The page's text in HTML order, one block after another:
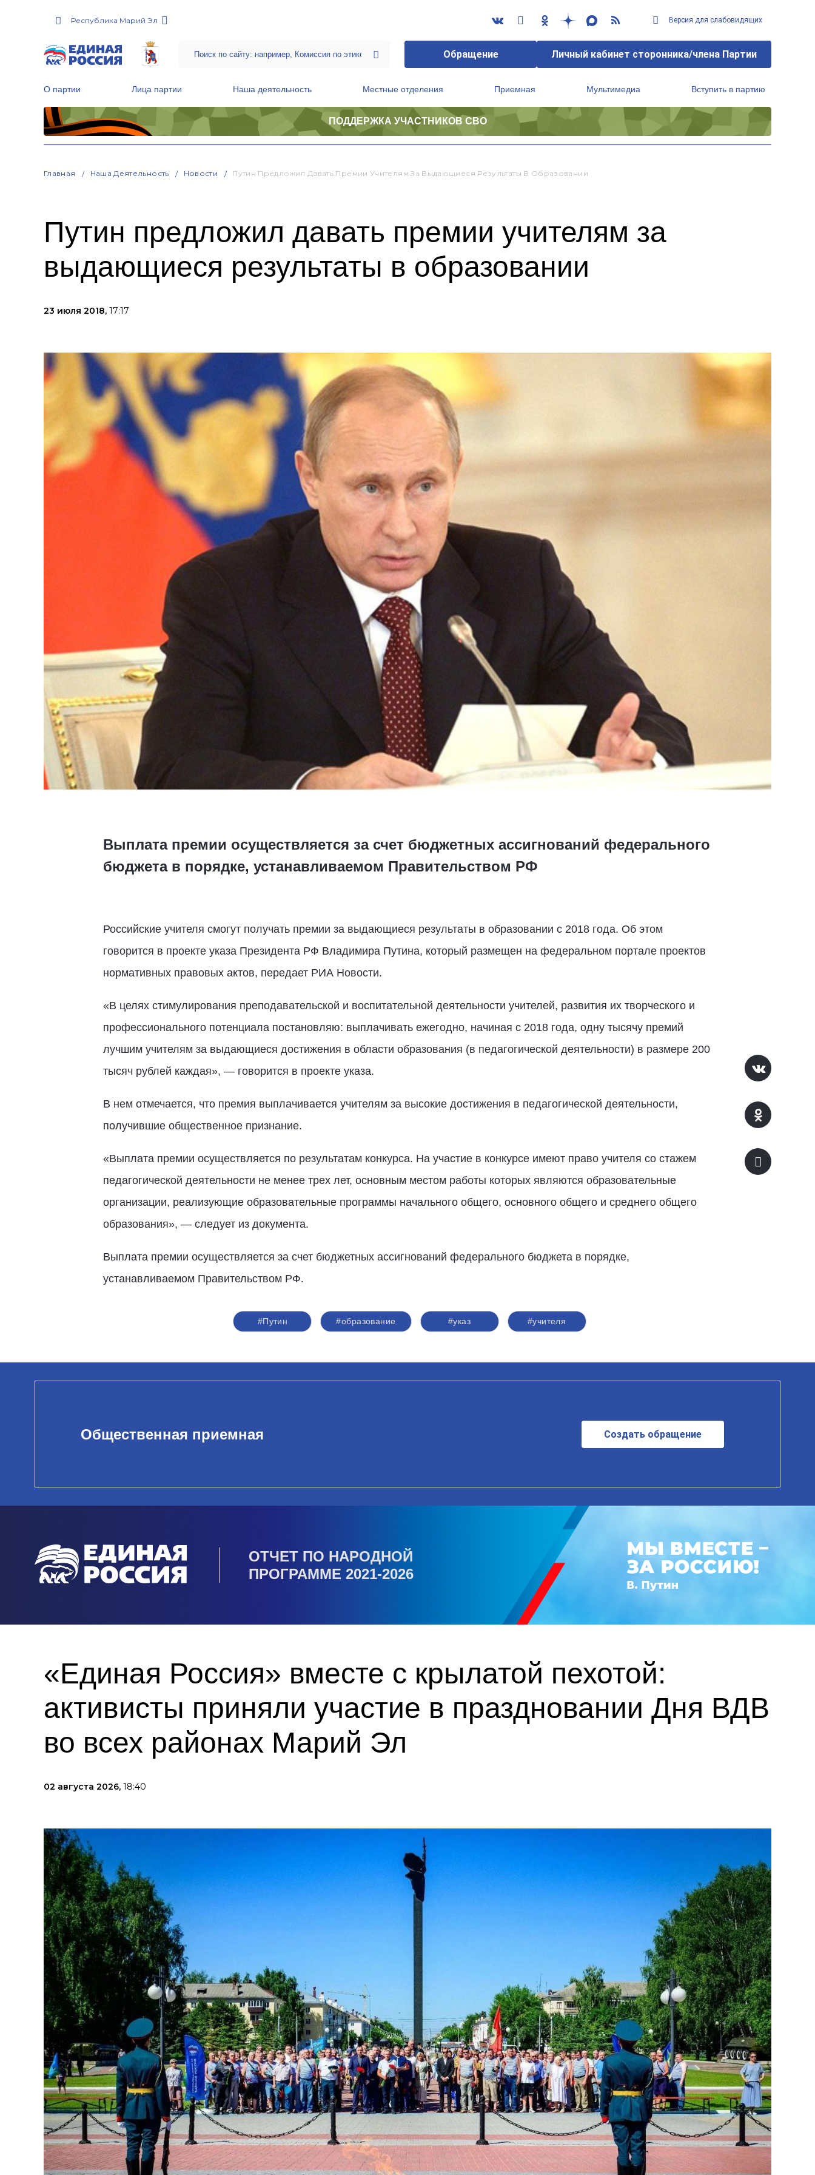
Республика Марий Эл Версия для слабовидящих
Обращение Личный кабинет сторонника/члена Партии
О партии Лица партии Наша деятельность Местные отделения Приемная Мультимедиа Вступить в партию
ПОДДЕРЖКА УЧАСТНИКОВ СВО
Главная Наша Деятельность Новости Путин Предложил Давать Премии Учителям За Выдающиеся Результаты В Образовании
Путин предложил давать премии учителям за
выдающиеся результаты в образовании
23 июля 2018, 17:17
Выплата премии осуществляется за счет бюджетных ассигнований федерального
бюджета в порядке, устанавливаемом Правительством РФ
Российские учителя смогут получать премии за выдающиеся результаты в образовании с 2018 года. Об этом
говорится в проекте указа Президента РФ Владимира Путина, который размещен нa федеральном портале проектов
нормативных правовых актов, передает РИА Новости.
«В целях стимулирования преподавательской и воспитательной деятельности учителей, развития их творческого и
профессионального потенциала постановляю: выплачивать ежегодно, начиная с 2018 года, одну тысячу премий
лучшим учителям за выдающиеся достижения в области образования (в педагогической деятельности) в размере 200
тысяч рублей каждая», — говорится в проекте указа.
В нем отмечается, что премия выплачивается учителям за высокие достижения в педагогической деятельности,
получившие общественное признание.
«Выплата премии осуществляется по результатам конкурса. На участие в конкурсе имеют право учителя со стажем
педагогической деятельности не менее трех лет, основным местом работы которых являются образовательные
организации, реализующие образовательные программы начального общего, основного общего и среднего общего
образования», — следует из документа.
Выплата премии осуществляется за счет бюджетных ассигнований федерального бюджета в порядке,
устанавливаемом Правительством РФ.
#Путин #образование #указ #учителя
Общественная приемная Создать обращение
ОТЧЕТ ПО НАРОДНОЙ
ПРОГРАММЕ 2021-2026
«Единая Россия» вместе с крылатой пехотой:
активисты приняли участие в праздновании Дня ВДВ
во всех районах Марий Эл
02 августа 2026, 18:40